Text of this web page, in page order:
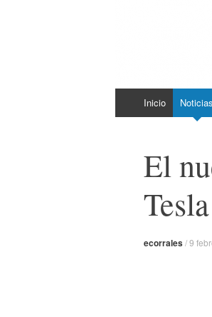
Skip to content
Inicio Noticias
El
ecorrales/9